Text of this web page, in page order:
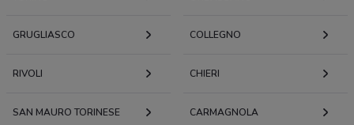
GRUGLIASCO COLLEGNO
RIVOLI CHIERI
SAN MAURO TORINESE CARMAGNOLA